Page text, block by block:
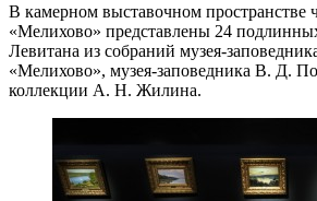
В камерном выставочном пространстве
«Мелихово» представлены 24
Левитана из собраний музея-
«Мелихово», музея-заповедника В. Д.
коллекции А. Н. Жилина.